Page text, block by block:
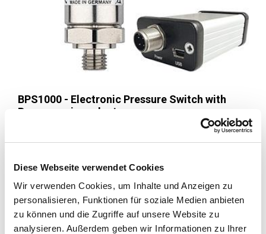
Diese Webseite verwendet Cookies
Wir verwenden Cookies, um Inhalte und Anzeigen zu
personalisieren, Funktionen für soziale Medien anbieten
zu können und die Zugriffe auf unsere Website zu
analysieren. Außerdem geben wir Informationen zu Ihrer
BPS1000 - Electronic Pressure Switch with
Programming adapter